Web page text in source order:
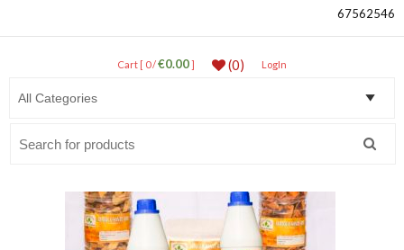
67562546
Cart [ 0 /€0.00] (0) LogIn